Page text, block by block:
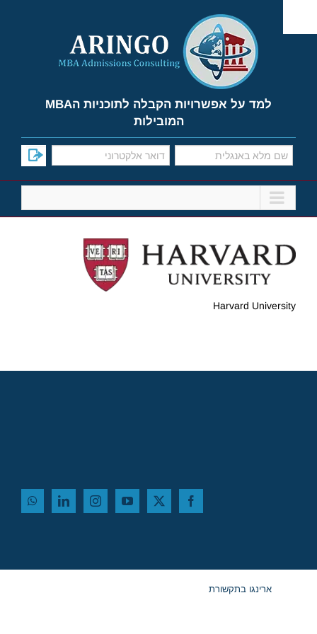
content
למד על אפשרויות הקבלה לתוכניות הMBA
המובילות
Harvard University
ארינגו בתקשורת